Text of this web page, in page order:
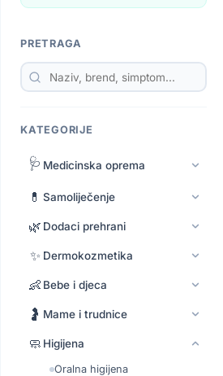
PRETRAGA
KATEGORIJE
🩺 Medicinska oprema
💊 Samoliječenje
🌿 Dodaci prehrani
✨ Dermokozmetika
👶 Bebe i djeca
🤰 Mame i trudnice
🧼 Higijena
Oralna higijena